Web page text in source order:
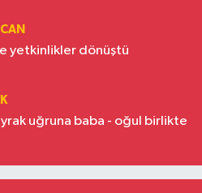
yetkinlikler dönüştü
uğruna baba - oğul birlikte